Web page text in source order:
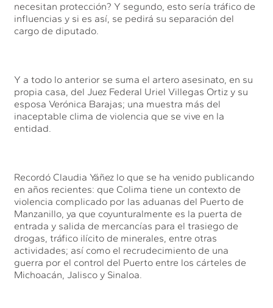
necesitan protección? Y segundo, esto sería tráfico de
influencias y si es así, se pedirá su separación del
cargo de diputado.
Y a todo lo anterior se suma el artero asesinato, en su
propia casa, del Juez Federal Uriel Villegas Ortiz y su
esposa Verónica Barajas; una muestra más del
inaceptable clima de violencia que se vive en la
entidad.
Recordó Claudia Yáñez lo que se ha venido publicando
en años recientes: que Colima tiene un contexto de
violencia complicado por las aduanas del Puerto de
Manzanillo, ya que coyunturalmente es la puerta de
entrada y salida de mercancías para el trasiego de
drogas, tráfico ilícito de minerales, entre otras
actividades; así como el recrudecimiento de una
guerra por el control del Puerto entre los cárteles de
Michoacán, Jalisco y Sinaloa.